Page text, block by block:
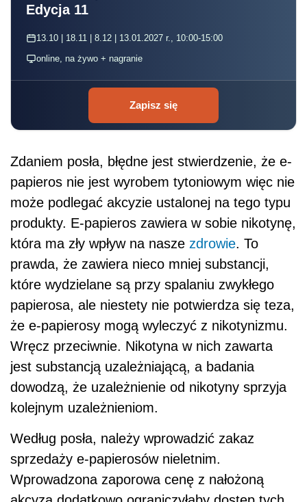
Edycja 11
13.10 | 18.11 | 8.12 | 13.01.2027 r., 10:00-15:00
online, na żywo + nagranie
Zapisz się
Zdaniem posła, błędne jest stwierdzenie, że e-
papieros nie jest wyrobem tytoniowym więc nie
może podlegać akcyzie ustalonej na tego typu
produkty. E-papieros zawiera w sobie nikotynę,
która ma zły wpływ na nasze zdrowie. To
prawda, że zawiera nieco mniej substancji,
które wydzielane są przy spalaniu zwykłego
papierosa, ale niestety nie potwierdza się teza,
że e-papierosy mogą wyleczyć z nikotynizmu.
Wręcz przeciwnie. Nikotyna w nich zawarta
jest substancją uzależniającą, a badania
dowodzą, że uzależnienie od nikotyny sprzyja
kolejnym uzależnieniom.
Według posła, należy wprowadzić zakaz
sprzedaży e-papierosów nieletnim.
Wprowadzona zaporowa cenę z nałożoną